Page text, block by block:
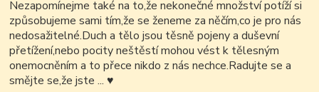
Nezapomínejme také na to,že nekonečné množství potíží si
způsobujeme sami tím,že se ženeme za něčím,co je pro nás
nedosažitelné.Duch a tělo jsou těsně pojeny a duševní
přetížení,nebo pocity neštěstí mohou vést k tělesným
onemocněním a to přece nikdo z nás nechce.Radujte se a
smějte se,že jste ... ♥